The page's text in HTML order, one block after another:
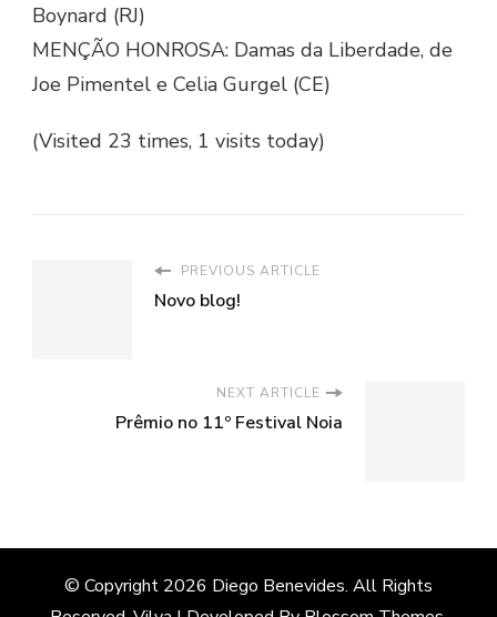
Boynard (RJ)
MENÇÃO HONROSA: Damas da Liberdade, de
Joe Pimentel e Celia Gurgel (CE)
(Visited 23 times, 1 visits today)
PREVIOUS ARTICLE
Novo blog!
NEXT ARTICLE
Prêmio no 11º Festival Noia
© Copyright 2026 Diego Benevides. All Rights